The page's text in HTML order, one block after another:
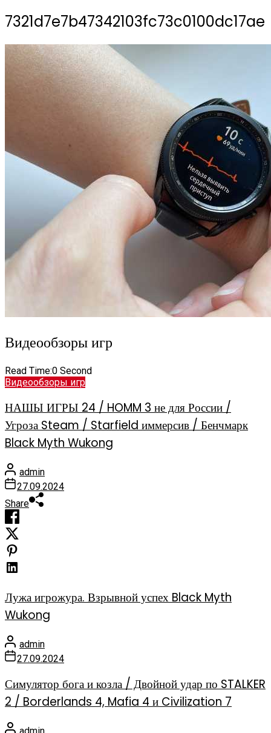
7321d7e7b47342103fc73c0100dc17ae
Видеообзоры игр
Read Time:0 Second
Видеообзоры игр
НАШЫ ИГРЫ 24 / HOMM 3 не для России /
Угроза Steam / Starfield иммерсив / Бенчмарк
Black Myth Wukong
admin
27.09.2024
Share
Лужа игрожура. Взрывной успех Black Myth
Wukong
admin
27.09.2024
Симулятор бога и козла / Двойной удар по STALKER
2 / Borderlands 4, Mafia 4 и Civilization 7